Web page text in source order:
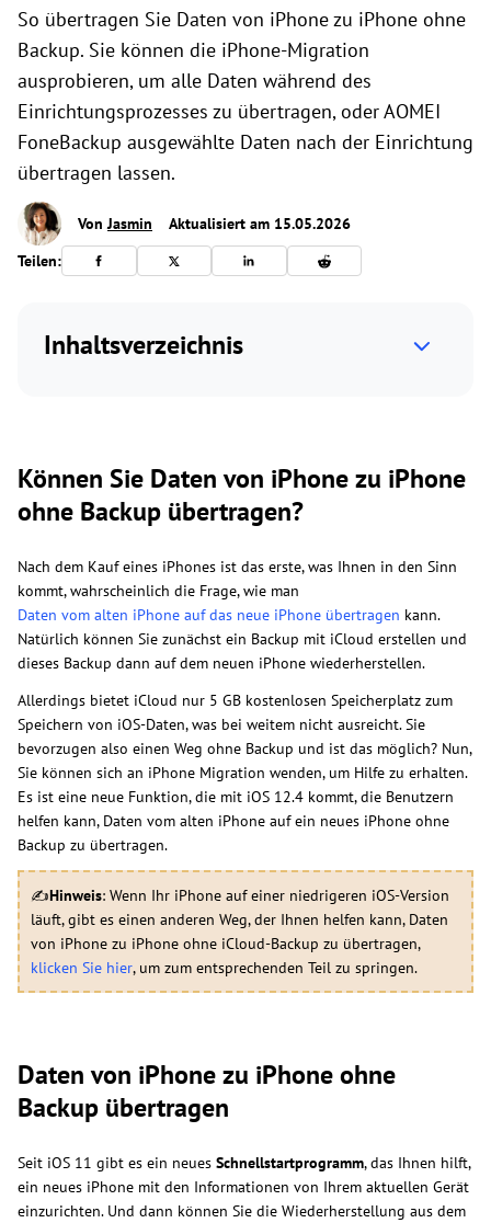
So übertragen Sie Daten von iPhone zu iPhone ohne
Backup. Sie können die iPhone-Migration
ausprobieren, um alle Daten während des
Einrichtungsprozesses zu übertragen, oder AOMEI
FoneBackup ausgewählte Daten nach der Einrichtung
übertragen lassen.
VonJasmin
Aktualisiert am 15.05.2026
Teilen:
Inhaltsverzeichnis
Können Sie Daten von iPhone zu iPhone
ohne Backup übertragen?
Nach dem Kauf eines iPhones ist das erste, was Ihnen in den Sinn
kommt, wahrscheinlich die Frage, wie man
Daten vom alten iPhone auf das neue iPhone übertragen kann.
Natürlich können Sie zunächst ein Backup mit iCloud erstellen und
dieses Backup dann auf dem neuen iPhone wiederherstellen.
Allerdings bietet iCloud nur 5 GB kostenlosen Speicherplatz zum
Speichern von iOS-Daten, was bei weitem nicht ausreicht. Sie
bevorzugen also einen Weg ohne Backup und ist das möglich? Nun,
Sie können sich an iPhone Migration wenden, um Hilfe zu erhalten.
Es ist eine neue Funktion, die mit iOS 12.4 kommt, die Benutzern
helfen kann, Daten vom alten iPhone auf ein neues iPhone ohne
Backup zu übertragen.
✍Hinweis: Wenn Ihr iPhone auf einer niedrigeren iOS-Version
läuft, gibt es einen anderen Weg, der Ihnen helfen kann, Daten
von iPhone zu iPhone ohne iCloud-Backup zu übertragen,
klicken Sie hier, um zum entsprechenden Teil zu springen.
Daten von iPhone zu iPhone ohne
Backup übertragen
Seit iOS 11 gibt es ein neues Schnellstartprogramm, das Ihnen hilft,
ein neues iPhone mit den Informationen von Ihrem aktuellen Gerät
einzurichten. Und dann können Sie die Wiederherstellung aus dem